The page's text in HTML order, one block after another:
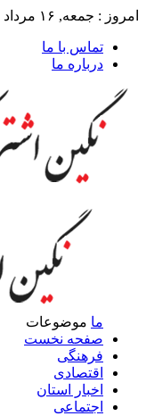
امروز : جمعه, ۱۶ مرداد , ۱۴۰۵
تماس با ما
درباره ما
ما موضوعات
صفحه نخست
فرهنگی
اقتصادی
اخبار استان
اجتماعی